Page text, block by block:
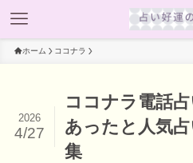
ホーム ココナラ
ココナラ電話
あったと人気
集
2026
4/27